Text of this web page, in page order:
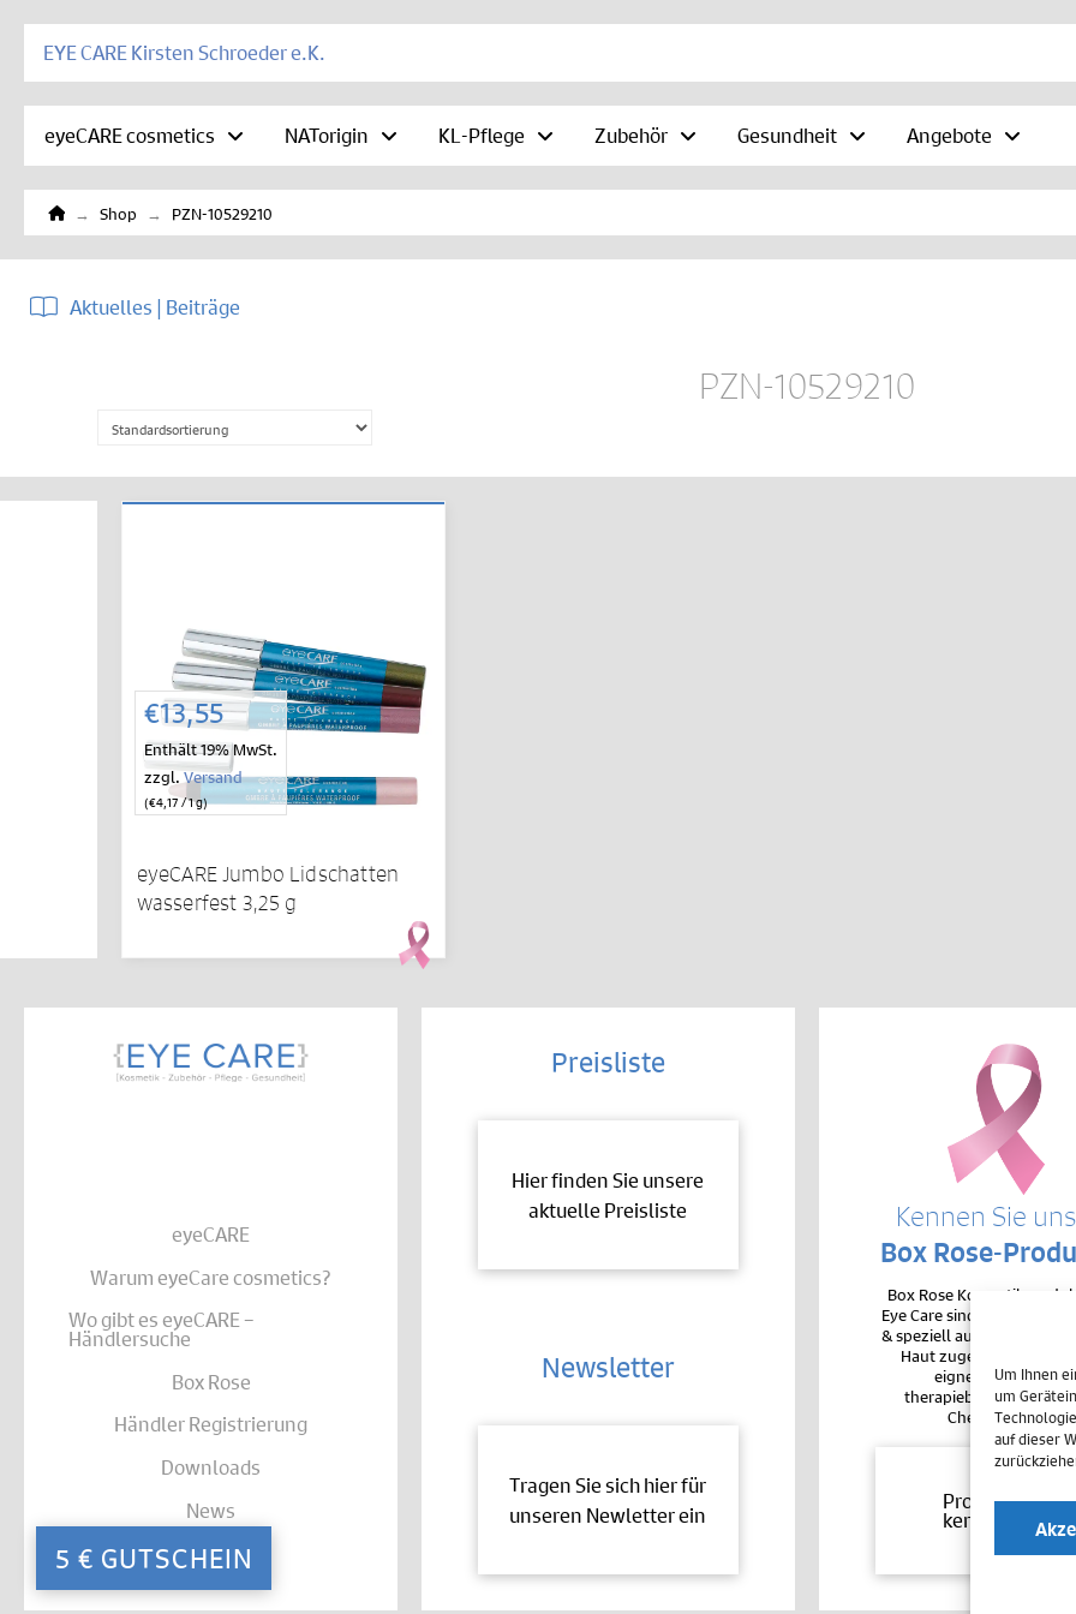
Um Ihnen
um
auf dieser
EYE CARE Kirsten Schroeder e.K.
eyeCARE cosmetics NATorigin KL-Pflege Zubehör Gesundheit Angebote
Home
→ Shop → PZN-10529210
Aktuelles | Beiträge
5 € GUTSCHEIN
PZN-10529210
€13,55
Enthält 19% MwSt.
zzgl.Versand
(€4,17/ 1 g)
eyeCARE Jumbo Lidschatten
wasserfest 3,25 g
eyeCARE
Warum eyeCare cosmetics?
Wo gibt es eyeCARE –
Händlersuche
Box Rose
Händler Registrierung
Downloads
News
Kontakt
Preisliste
Hier finden Sie unsere
aktuelle Preisliste
Newsletter
Tragen Sie sich hier für
unseren Newletter ein
Kennen Sie
Box Rose-
Box Rose
Eye Care sind sehr
& speziell auf die
Haut zugeschnitten.
eignen sie sich auch
therapiebegleitend bei
Chemotherapie.
Produkte
kennenlernen